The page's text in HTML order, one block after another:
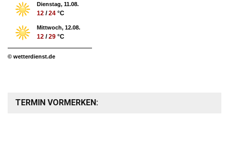
Dienstag, 11.08.
12 /24 °C
Mittwoch, 12.08.
12 /29 °C
© wetterdienst.de
TERMIN VORMERKEN: